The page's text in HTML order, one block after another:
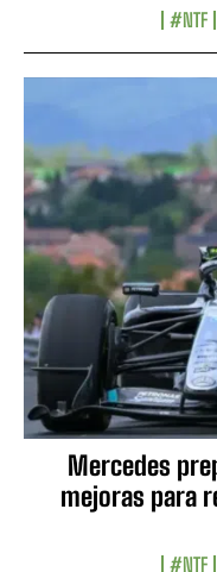
#NTF
Mercedes
mejoras para
#NTF